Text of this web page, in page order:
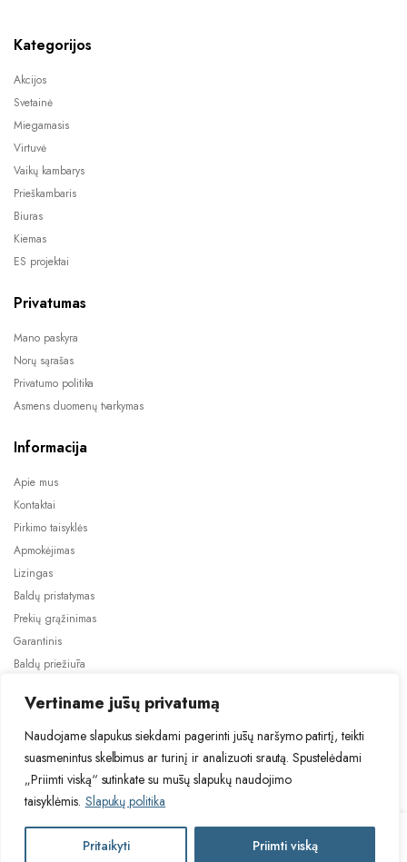
Vertiname jūsų privatumą
Naudojame slapukus siekdami pagerinti jūsų naršymo patirtį, teikti
suasmenintus skelbimus ar turinį ir analizuoti srautą. Spustelėdami
„Priimti viską“ sutinkate su mūsų slapukų naudojimo
taisyklėmis. Slapukų politika
Pritaikyti Priimti viską
PHANTOM
Į krepšelį
Kategorijos
Akcijos
Svetainė
Miegamasis
Virtuvė
Vaikų kambarys
Prieškambaris
Biuras
Kiemas
ES projektai
Privatumas
Mano paskyra
Norų sąrašas
Privatumo politika
Asmens duomenų tvarkymas
Informacija
Apie mus
Kontaktai
Pirkimo taisyklės
Apmokėjimas
Lizingas
Baldų pristatymas
Prekių grąžinimas
Garantinis
Baldų priežiūra
2024 © Visos teisės saugomos. Be TauBaldai.lt sutikimo draudžiama
Asmens duomenų tvarkymas